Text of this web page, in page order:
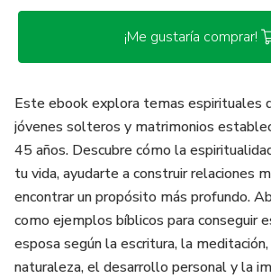
¡Me gustaría comprar!
Este ebook explora temas espirituales
jóvenes solteros y matrimonios
45 años. Descubre cómo la
tu vida, ayudarte a construir relaciones
encontrar un propósito más profundo.
como ejemplos bíblicos para conseguir
esposa según la escritura, la
naturaleza, el desarrollo personal y la